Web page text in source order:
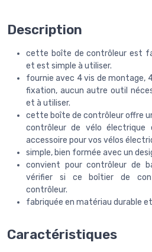
Description
cette boîte de contrôleur est
et est simple à utiliser.
fournie avec 4 vis de montage,
fixation, aucun autre outil
et à utiliser.
cette boîte de contrôleur offre
contrôleur de vélo
accessoire pour vos vélos
simple, bien formée avec un
convient pour contrôleur de
vérifier si ce boîtier de
contrôleur.
fabriquée en matériau durable
Caractéristiques